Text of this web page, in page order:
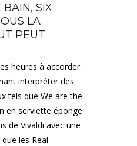
BAIN, SIX
LA
PEUT
heures à accorder
interpréter des
tels que We are the
en serviette éponge
de Vivaldi avec une
les Real